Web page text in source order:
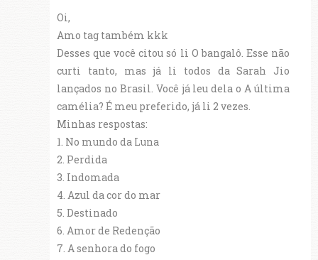
Oi,
Amo tag também kkk
Desses que você citou só li O bangalô. Esse não
curti tanto, mas já li todos da Sarah Jio
lançados no Brasil. Você já leu dela o A última
camélia? É meu preferido, já li 2 vezes.
Minhas respostas:
1. No mundo da Luna
2. Perdida
3. Indomada
4. Azul da cor do mar
5. Destinado
6. Amor de Redenção
7. A senhora do fogo